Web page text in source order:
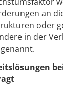
an
oder
in der